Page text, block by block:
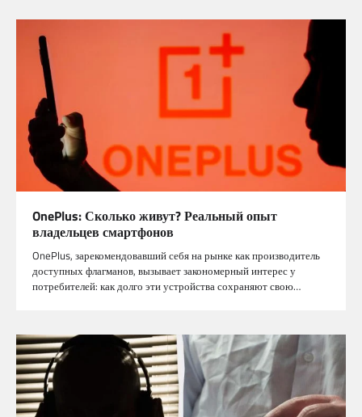
OnePlus: Сколько живут? Реальный опыт
владельцев смартфонов
OnePlus, зарекомендовавший себя на рынке как производитель
доступных флагманов, вызывает закономерный интерес у
потребителей: как долго эти устройства сохраняют свою…